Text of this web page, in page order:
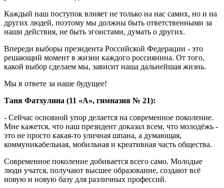
Каждый наш поступок влияет не только на нас самих, но и на
других людей, поэтому мы должны быть ответственными за
наши действия, не быть эгоистами, думать о других.
Впереди выборы президента Российской Федерации - это
решающий момент в жизни каждого россиянина. От того,
какой выбор сделаем мы, зависит наша дальнейшая жизнь.
Мы в ответе за наше будущее!
Таня Фатхулина (11 «А», гимназия № 21):
- Сейчас основной упор делается на современное поколение.
Мне кажется, что наш президент доказал всем, что молодёжь -
это не просто какая-то уличная шпана, а думающая,
коммуникабельная, мобильная и креативная часть общества.
Современное поколение добивается всего само. Молодые
люди учатся, получают высшее образование, создают всё
новую и новую базу для различных профессий.